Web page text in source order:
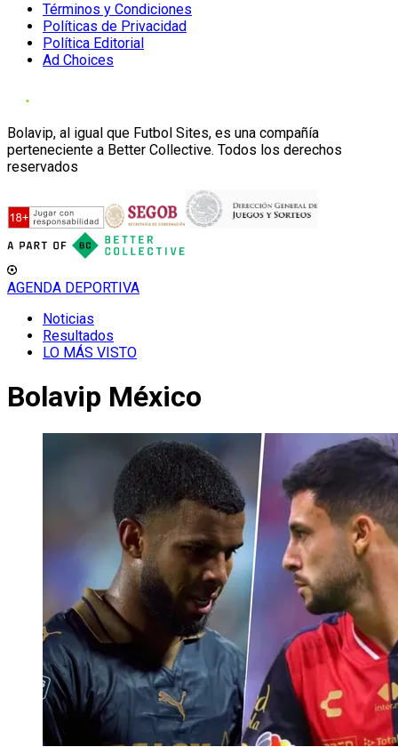
Términos y Condiciones
Políticas de Privacidad
Política Editorial
Ad Choices
Bolavip, al igual que Futbol Sites, es una compañía
perteneciente a Better Collective. Todos los derechos
reservados
AGENDA DEPORTIVA
Noticias
Resultados
LO MÁS VISTO
Bolavip México